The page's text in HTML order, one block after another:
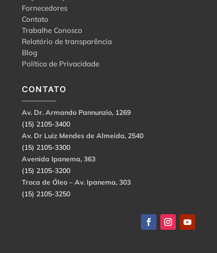
Fornecedores
Contato
Trabalhe Conosco
Relatório de transparência
Blog
Política de Privacidade
CONTATO
Av. Dr. Armando Pannunzio, 1269
(15) 2105-3400
Av. Dr Luiz Mendes de Almeida, 2540
(15) 2105-3300
Avenida Ipanema, 363
(15) 2105-3200
Troca de Óleo – Av. Ipanema, 303
(15) 2105-3250